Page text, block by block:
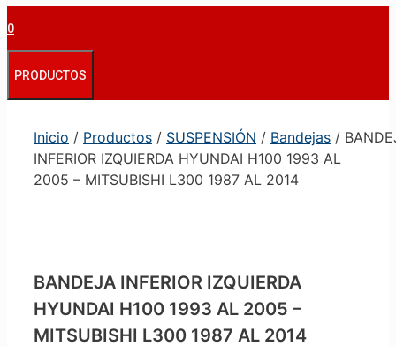
0
PRODUCTOS
Inicio / Productos / SUSPENSIÓN / Bandejas /
INFERIOR IZQUIERDA HYUNDAI H100 1993 AL
2005 – MITSUBISHI L300 1987 AL 2014
BANDEJA INFERIOR IZQUIERDA
HYUNDAI H100 1993 AL 2005 –
MITSUBISHI L300 1987 AL 2014